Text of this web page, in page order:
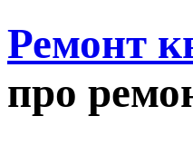
Ремонт
про